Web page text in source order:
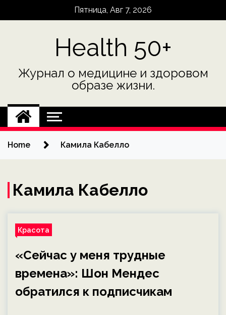
Пятница, Авг 7, 2026
Health 50+
Журнал о медицине и здоровом
образе жизни.
Home Камила Кабелло
Камила Кабелло
Красота
«Сейчас у меня трудные
времена»: Шон Мендес
обратился к подписчикам